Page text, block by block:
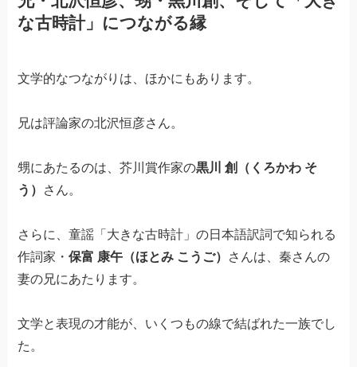
な古時計」につながる縁
文学的なつながりは、ほかにもあります。
兄は評論家の北沢恒彦さん。
甥にあたるのは、芥川賞作家の黒川 創（くろかわ そ
う） さん。
さらに、童謡「大きな古時計」の日本語訳詞で知られる
作詞家・保富 康午（ほとみ こうご） さんは、秦さんの
妻の兄にあたります。
文学と表現の才能が、いくつもの線で結ばれた一族でし
た。